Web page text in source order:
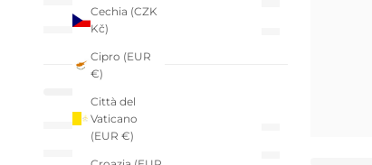
Cechia (CZK
Kč)
Cipro (EUR
€)
Città del
Vaticano
(EUR €)